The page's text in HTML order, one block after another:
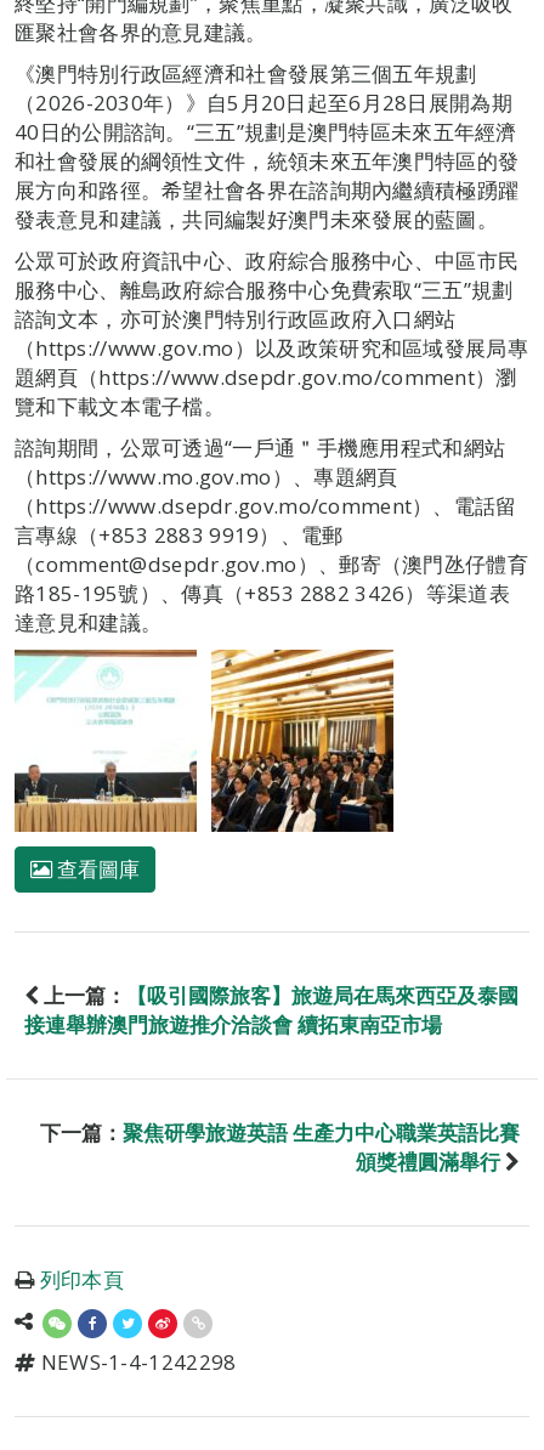
匯聚社會各界的意見建議。
《澳門特別行政區經濟和社會發展第三個五年規劃
（2026-2030年）》自5月20日起至6月28日展開為期
40日的公開諮詢。“三五”規劃是澳門特區未來五年經濟
和社會發展的綱領性文件，統領未來五年澳門特區的發
展方向和路徑。希望社會各界在諮詢期內繼續積極踴躍
發表意見和建議，共同編製好澳門未來發展的藍圖。
公眾可於政府資訊中心、政府綜合服務中心、中區市民
服務中心、離島政府綜合服務中心免費索取“三五”規劃
諮詢文本，亦可於澳門特別行政區政府入口網站
（https://www.gov.mo）以及政策研究和區域發展局專
題網頁（https://www.dsepdr.gov.mo/comment）瀏
覽和下載文本電子檔。
諮詢期間，公眾可透過“一戶通＂手機應用程式和網站
（https://www.mo.gov.mo）、專題網頁
（https://www.dsepdr.gov.mo/comment）、電話留
言專線（+853 2883 9919）、電郵
（comment@dsepdr.gov.mo）、郵寄（澳門氹仔體育
路185-195號）、傳真（+853 2882 3426）等渠道表
達意見和建議。
查看圖庫
上一篇：
【吸引國際旅客】旅遊局在馬來西亞及泰國
接連舉辦澳門旅遊推介洽談會 續拓東南亞市場
下一篇： 聚焦研學旅遊英語 生產力中心職業英語比賽
頒獎禮圓滿舉行
列印本頁
NEWS-1-4-1242298